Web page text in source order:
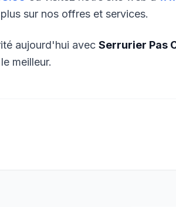
sur nos offres et services.
aujourd'hui avec Serrurier Pas
meilleur.